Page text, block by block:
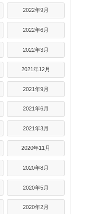
2022年9月
2022年6月
2022年3月
2021年12月
2021年9月
2021年6月
2021年3月
2020年11月
2020年8月
2020年5月
2020年2月